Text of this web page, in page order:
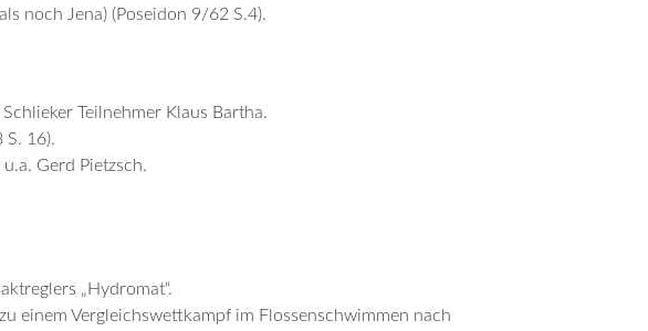
noch Jena) (Poseidon 9/62 S.4).
Teilnehmer Klaus Bartha.
S. 16).
Gerd Pietzsch.
„Hydromat“.
einem Vergleichswettkampf im Flossenschwimmen nach